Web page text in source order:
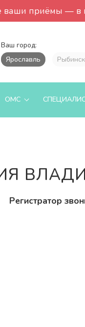
ваши приёмы — в
Ваш город:
Ярославль
Рыбинск
ОМС
Регистратор